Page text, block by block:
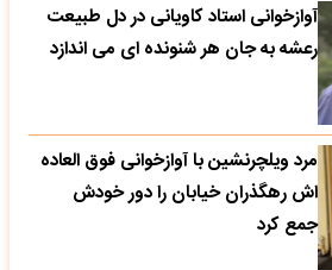
آوازخوانی استاد کاویانی در دل طبیعت
رعشه به جان هر شنونده ای می اندازد
مرد ویلچرنشین با آوازخوانی فوق العاده
اش رهگذران خیابان را دور خودش
جمع کرد